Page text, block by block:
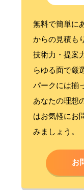
無料で簡単に
からの見積も
技術力・提案
らゆる面で厳
パークには揃
あなたの理想
はお気軽にお
みましょう。
お